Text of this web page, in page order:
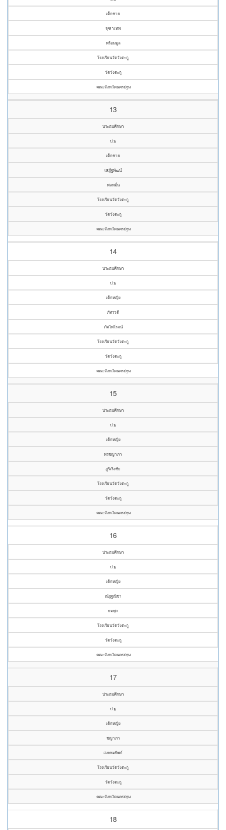
เด็กชาย
จุฑาเทพ
พร้อมมูล
โรงเรียนวัดวังตะกู
วัดวังตะกู
คณะจังหวัดนครปฐม
13
ประถมศึกษา
ป.๖
เด็กชาย
เสฏ์ฐพัฒน์
พลหมั่น
โรงเรียนวัดวังตะกู
วัดวังตะกู
คณะจังหวัดนครปฐม
14
ประถมศึกษา
ป.๖
เด็กหญิง
ภัทรวดี
ภัคไพโรจน์
โรงเรียนวัดวังตะกู
วัดวังตะกู
คณะจังหวัดนครปฐม
15
ประถมศึกษา
ป.๖
เด็กหญิง
พรชญาภา
ภูริเริงชัย
โรงเรียนวัดวังตะกู
วัดวังตะกู
คณะจังหวัดนครปฐม
16
ประถมศึกษา
ป.๖
เด็กหญิง
ณัฎฐณิชา
ยมพุก
โรงเรียนวัดวังตะกู
วัดวังตะกู
คณะจังหวัดนครปฐม
17
ประถมศึกษา
ป.๖
เด็กหญิง
ชญาภา
สงพรมทิพย์
โรงเรียนวัดวังตะกู
วัดวังตะกู
คณะจังหวัดนครปฐม
18